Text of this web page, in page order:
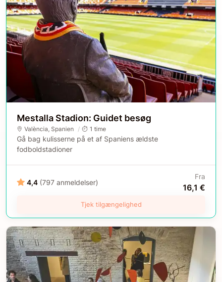
Mestalla Stadion: Guidet besøg
València , Spanien 1 time
Gå bag kulisserne på et af Spaniens ældste
fodboldstadioner
4,4 (797 anmeldelser)
Fra
16,1 €
Tjek tilgængelighed